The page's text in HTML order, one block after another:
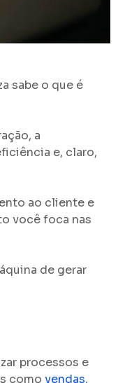
sabe o que é
a
e, claro,
ao cliente e
você foca nas
de gerar
processos e
como vendas,